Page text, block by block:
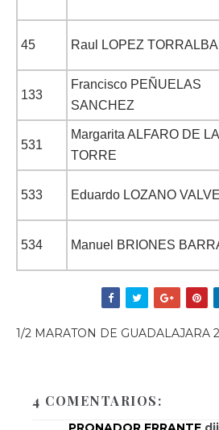
45 Raul LOPEZ TORRALBA
133
Francisco PEÑUELAS
SANCHEZ
531
Margarita ALFARO DE LA
TORRE
533 Eduardo LOZANO
534 Manuel BRIONES
1/2 MARATON DE GUADALAJARA
4 COMENTARIOS: